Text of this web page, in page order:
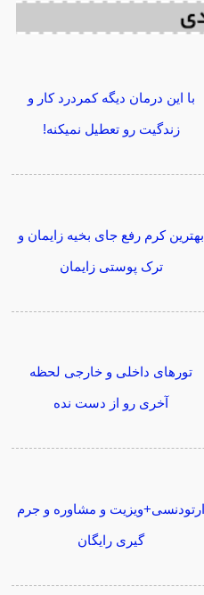
با این درمان دیگه کمردرد کار و
زندگیت رو تعطیل نمیکنه!
بهترین کرم رفع جای بخیه زایمان و
ترک پوستی زایمان
تورهای داخلی و خارجی لحظه
آخری رو از دست نده
ارتودنسی+ویزیت و مشاوره و جرم
گیری رایگان